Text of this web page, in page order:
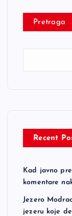
Pretraga
Recent
Kad javno
komentare
Jezero
jezeru koje